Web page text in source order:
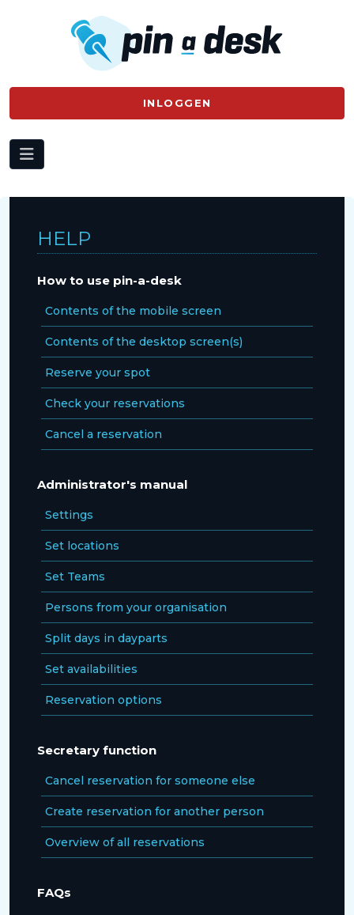
INLOGGEN
HELP
How to use pin-a-desk
Contents of the mobile screen
Contents of the desktop screen(s)
Reserve your spot
Check your reservations
Cancel a reservation
Administrator's manual
Settings
Set locations
Set Teams
Persons from your organisation
Split days in dayparts
Set availabilities
Reservation options
Secretary function
Cancel reservation for someone else
Create reservation for another person
Overview of all reservations
FAQs